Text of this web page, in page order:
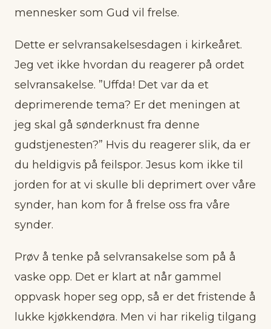
mennesker som Gud vil frelse.
Dette er selvransakelsesdagen i kirkeåret.
Jeg vet ikke hvordan du reagerer på ordet
selvransakelse. ”Uffda! Det var da et
deprimerende tema? Er det meningen at
jeg skal gå sønderknust fra denne
gudstjenesten?” Hvis du reagerer slik, da er
du heldigvis på feilspor. Jesus kom ikke til
jorden for at vi skulle bli deprimert over våre
synder, han kom for å frelse oss fra våre
synder.
Prøv å tenke på selvransakelse som på å
vaske opp. Det er klart at når gammel
oppvask hoper seg opp, så er det fristende å
lukke kjøkkendøra. Men vi har rikelig tilgang